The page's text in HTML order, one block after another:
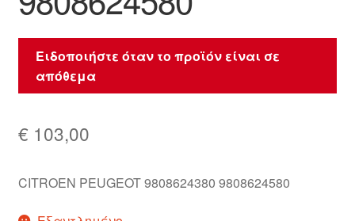
Ειδοποιήστε όταν το προϊόν είναι σε
απόθεμα
€ 103,00
CITROEN PEUGEOT 9808624380 9808624580